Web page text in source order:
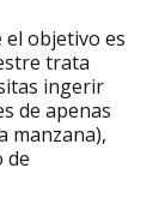
objetivo es
trata
ingerir
de apenas
manzana),
de